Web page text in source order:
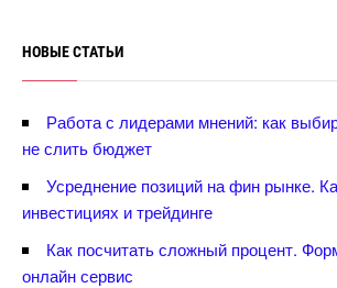
НОВЫЕ СТАТЬИ
Работа с лидерами мнений: как
не слить бюджет
Усреднение позиций на фин рынке.
инвестициях и трейдинге
Как посчитать сложный процент.
онлайн сервис